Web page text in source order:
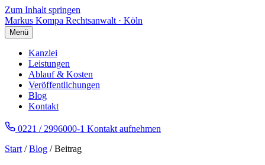
Zum Inhalt springen
Markus Kompa Rechtsanwalt · Köln
Menü
Kanzlei
Leistungen
Ablauf & Kosten
Veröffentlichungen
Blog
Kontakt
0221 / 2996000-1 Kontakt aufnehmen
Start /Blog / Beitrag